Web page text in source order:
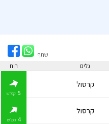
שתף
גלים רוח
קרסול
5 קמ״ש
קרסול
4 קמ״ש